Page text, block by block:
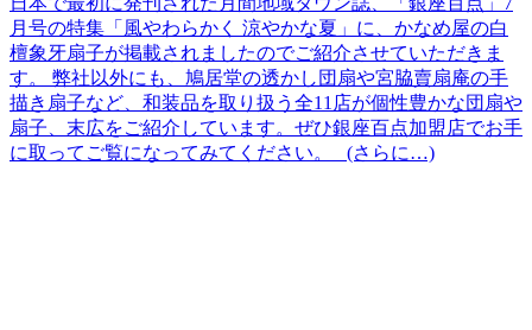
月号の特集「風やわらかく 涼やかな夏」に、かなめ屋の白
檀象牙扇子が掲載されましたのでご紹介させていただきま
す。 弊社以外にも、鳩居堂の透かし団扇や宮脇賣扇庵の手
描き扇子など、和装品を取り扱う全11店が個性豊かな団扇や
扇子、末広をご紹介しています。ぜひ銀座百点加盟店でお手
に取ってご覧になってみてください。 (さらに…)